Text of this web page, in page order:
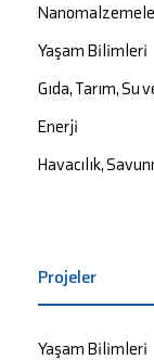
Yaşam Bilimleri
Gıda, Tarım, Su
Enerji
Havacılık,
Projeler
Yaşam Bilimleri